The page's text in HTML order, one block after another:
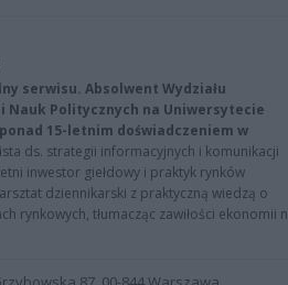
serwisu. Absolwent Wydziału
Nauk Politycznych na Uniwersytecie
15-letnim doświadczeniem w
ds. strategii informacyjnych i komunikacji
inwestor giełdowy i praktyk rynków
dziennikarski z praktyczną wiedzą o
rynkowych, tłumacząc zawiłości ekonomii